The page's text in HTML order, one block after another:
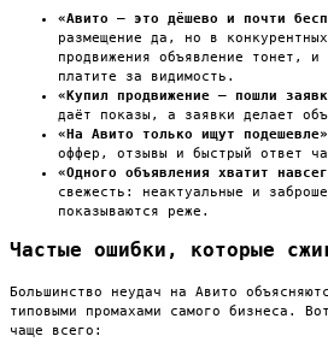
«Авито — это дёшево и почти
размещение да, но в
продвижения объявление тонет,
платите за видимость.
«Купил продвижение — пошли
даёт показы, а заявки делает
«На Авито только ищут
оффер, отзывы и быстрый ответ
«Одного объявления хватит
свежесть: неактуальные и
показываются реже.
Частые ошибки, которые
Большинство неудач на Авито
типовыми промахами самого бизнеса.
чаще всего: